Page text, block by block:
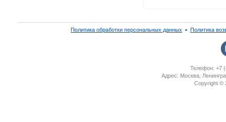
Политика обработки персональных данных ▪ Политика
Телефон: +7
Адрес: Москва,
Copyright ©